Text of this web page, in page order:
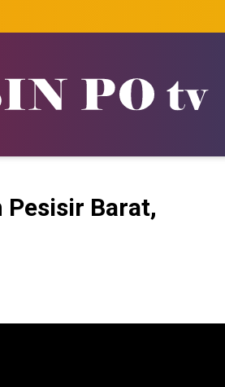
Pesisir Barat,